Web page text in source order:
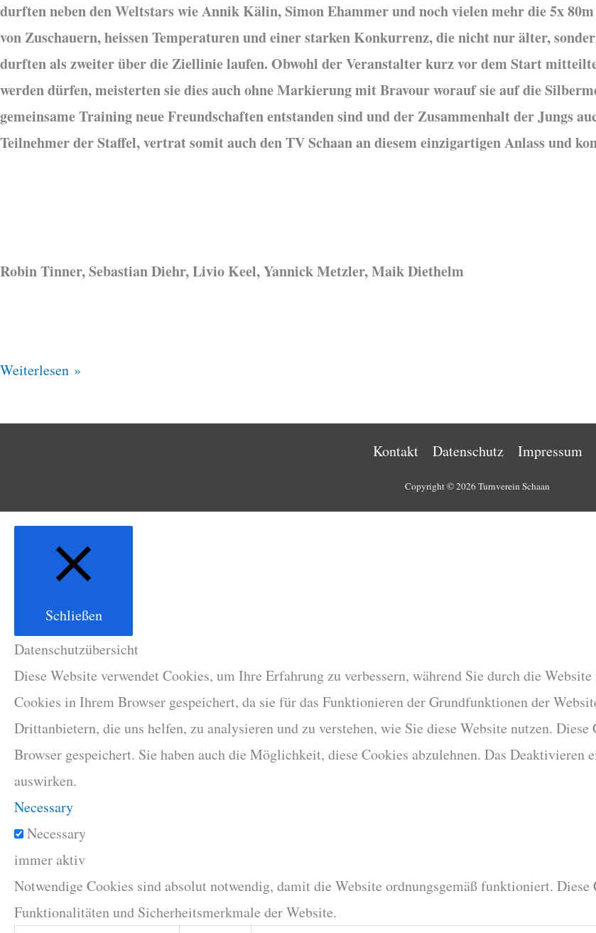
durften neben den Weltstars wie Annik Kälin, Simon Ehammer und noch vielen mehr die 5x
von Zuschauern, heissen Temperaturen und einer starken Konkurrenz, die nicht nur älter,
durften als zweiter über die Ziellinie laufen. Obwohl der Veranstalter kurz vor dem Start
werden dürfen, meisterten sie dies auch ohne Markierung mit Bravour worauf sie auf die
gemeinsame Training neue Freundschaften entstanden sind und der Zusammenhalt der Jungs
Teilnehmer der Staffel, vertrat somit auch den TV Schaan an diesem einzigartigen Anlass und
Robin Tinner, Sebastian Diehr, Livio Keel, Yannick Metzler, Maik Diethelm
Weiterlesen »
Kontakt Datenschutz Impressum
Copyright © 2026 Turnverein Schaan
Schließen
Datenschutzübersicht
Diese Website verwendet Cookies, um Ihre Erfahrung zu verbessern, während Sie durch die
Cookies in Ihrem Browser gespeichert, da sie für das Funktionieren der Grundfunktionen der
Drittanbietern, die uns helfen, zu analysieren und zu verstehen, wie Sie diese Website nutzen.
Browser gespeichert. Sie haben auch die Möglichkeit, diese Cookies abzulehnen. Das
auswirken.
Necessary
Necessary
immer aktiv
Notwendige Cookies sind absolut notwendig, damit die Website ordnungsgemäß funktioniert. Diese
Funktionalitäten und Sicherheitsmerkmale der Website.